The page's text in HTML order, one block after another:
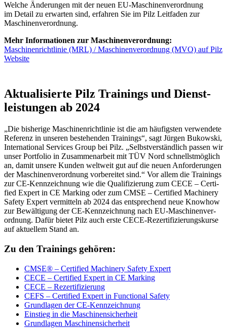
Welche Ände­rungen mit der neuen EU-Maschi­nen­ver­ord­nung
im Detail zu erwarten sind, erfahren Sie im Pilz Leit­faden zur
Maschi­nen­ver­ord­nung.
Mehr Infor­ma­tionen zur Maschi­nen­ver­ord­nung:
Maschi­nen­richt­linie (MRL) / Maschi­nen­ver­ord­nung (MVO) auf Pilz
Website
Aktua­li­sierte Pilz Trai­nings und Dienst­
leis­tungen ab 2024
„Die bishe­rige Maschi­nen­richt­linie ist die am häufigsten verwen­dete
Refe­renz in unseren bestehenden Trai­nings“, sagt Jürgen Bukowski,
Inter­na­tional Services Group bei Pilz. „Selbst­ver­ständ­lich passen wir
unser Port­folio in Zusam­men­ar­beit mit TÜV Nord schnellst­mög­lich
an, damit unsere Kunden welt­weit gut auf die neuen Anfor­de­rungen
der Maschi­nen­ver­ord­nung vorbe­reitet sind.“ Vor allem die Trai­nings
zur CE-Kenn­zeich­nung wie die Quali­fi­zie­rung zum CECE – Certi­
fied Expert in CE Marking oder zum CMSE – Certi­fied Machi­nery
Safety Expert vermit­teln ab 2024 das entspre­chend neue Knowhow
zur Bewäl­ti­gung der CE-Kenn­zeich­nung nach EU-Maschi­nen­ver­
ord­nung. Dafür bietet Pilz auch erste CECE-Rezer­ti­fi­zie­rungs­kurse
auf aktu­ellem Stand an.
Zu den Trai­nings gehören:
CMSE® – Certi­fied Machi­nery Safety Expert
CECE – Certi­fied Expert in CE Marking
CECE – Rezer­ti­fi­zie­rung
CEFS – Certi­fied Expert in Func­tional Safety
Grund­lagen der CE-Kenn­zeich­nung
Einstieg in die Maschi­nen­si­cher­heit
Grund­lagen Maschi­nen­si­cher­heit